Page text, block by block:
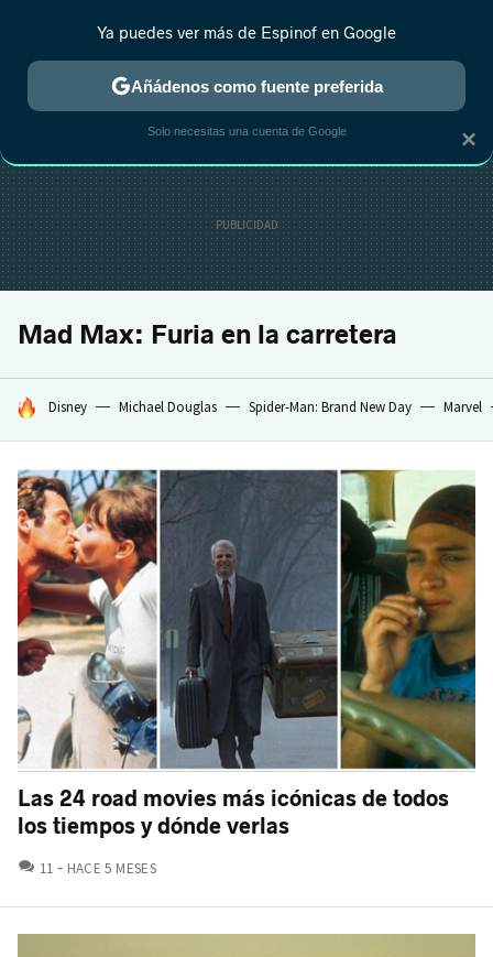
ESTRENOS REALITY ANIME RANKINGS CINE
Mad Max: Furia en la carretera
HOY SE HABLA DE
Disney Michael Douglas Spider-Man: Brand New Day Marvel
Las 24 road movies más icónicas de todos
los tiempos y dónde verlas
11 COMENTARIOS
HACE 5 MESES
×
Ya puedes ver más de Espinof en Google
Añádenos como fuente preferida
Solo necesitas una cuenta de Google